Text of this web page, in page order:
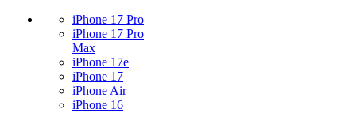
iPhone 17 Pro
iPhone 17 Pro
Max
iPhone 17e
iPhone 17
iPhone Air
iPhone 16